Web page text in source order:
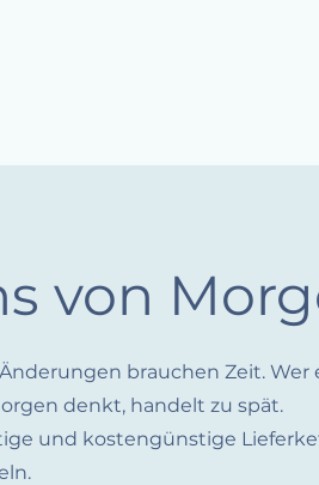
von
brauchen Zeit. Wer
denkt, handelt zu spät.
und kostengünstige